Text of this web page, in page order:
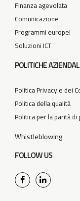
Finanza agevolata
Comunicazione
Programmi europei
Soluzioni ICT
POLITICHE
Politica Privacy e dei
Politica della qualità
Politica per la parità di
Whistleblowing
FOLLOW US